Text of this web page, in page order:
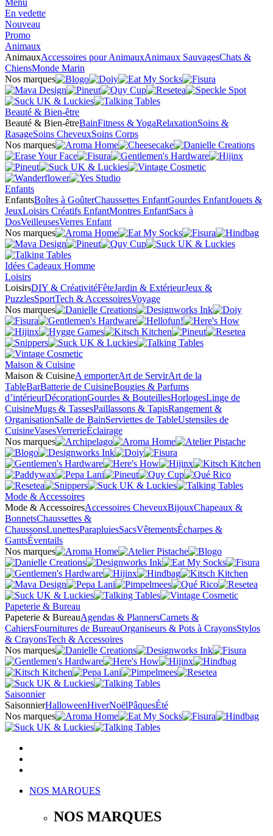
En vedette
Nouveau
Promo
Animaux
AnimauxAccessoires pour AnimauxAnimaux SauvagesChats &
ChiensMonde Marin
Nos marques
Beauté & Bien-être
Beauté & Bien-êtreBainFitness & YogaRelaxationSoins &
RasageSoins CheveuxSoins Corps
Nos marques
Enfants
EnfantsBoîtes à GoûterChaussettes EnfantGourdes EnfantJouets &
JeuxLoisirs Créatifs EnfantMontres EnfantSacs à
DosVeilleusesVerres Enfant
Nos marques
Idées Cadeaux Homme
Loisirs
LoisirsDIY & CréativitéFêteJardin & ExtérieurJeux &
PuzzlesSportTech & AccessoiresVoyage
Nos marques
Maison & Cuisine
Maison & CuisineA emporterArt de ServirArt de la
TableBarBatterie de CuisineBougies & Parfums
d’intérieurDécorationGourdes & BouteillesHorlogesLinge de
CuisineMugs & TassesPaillassons & TapisRangement &
OrganisationSalle de BainServiettes de TableUstensiles de
CuisineVasesVerrerieÉclairage
Nos marques
Mode & Accessoires
Mode & AccessoiresAccessoires CheveuxBijouxChapeaux &
BonnetsChaussettes &
ChaussonsLunettesParapluiesSacsVêtementsÉcharpes &
GantsÉventails
Nos marques
Papeterie & Bureau
Papeterie & BureauAgendas & PlannersCarnets &
CahiersFournitures de BureauOrganiseurs & Pots à CrayonsStylos
& CrayonsTech & Accessoires
Nos marques
Saisonnier
SaisonnierHalloweenHiverNoëlPâquesÉté
Nos marques
NOS MARQUES
NOS MARQUES